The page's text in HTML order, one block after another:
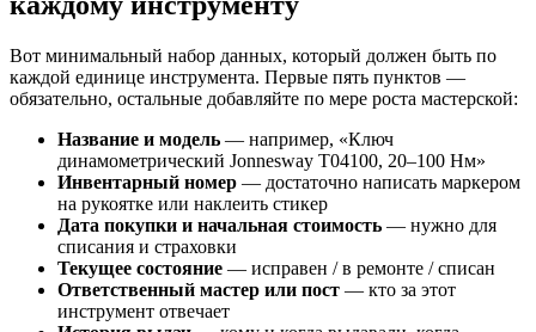
Вот минимальный набор данных, который должен быть по
каждой единице инструмента. Первые пять пунктов —
обязательно, остальные добавляйте по мере роста мастерской:
Название и модель — например, «Ключ
динамометрический Jonnesway T04100, 20–100 Нм»
Инвентарный номер — достаточно написать маркером
на рукоятке или наклеить стикер
Дата покупки и начальная стоимость — нужно для
списания и страховки
Текущее состояние — исправен / в ремонте / списан
Ответственный мастер или пост — кто за этот
инструмент отвечает